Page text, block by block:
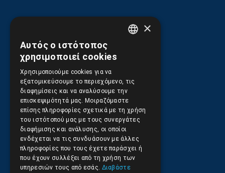
Αποστολές και Πληρωμές
Επιστροφές και Ακυρώσεις
×
Αυτός ο ιστότοπος
χρησιμοποιεί cookies
Χρησιμοποιούμε cookies για να
εξατομικεύσουμε το περιεχόμενο, τις
διαφημίσεις και να αναλύσουμε την
επισκεψιμότητά μας. Μοιραζόμαστε
επίσης πληροφορίες σχετικά με τη χρήση
του ιστότοπού μας με τους συνεργάτες
διαφήμισης και ανάλυσης, οι οποίοι
ενδέχεται να τις συνδυάσουν με άλλες
πληροφορίες που τους έχετε παράσχει ή
που έχουν συλλέξει από τη χρήση των
υπηρεσιών τους από εσάς. Διαβάστε